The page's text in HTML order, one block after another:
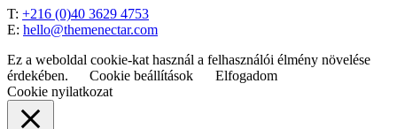
T: +216 (0)40 3629 4753
E: hello@themenectar.com
Ez a weboldal cookie-kat használ a felhasználói élmény növelése
érdekében.
Cookie beállítások
Elfogadom
Cookie nyilatkozat